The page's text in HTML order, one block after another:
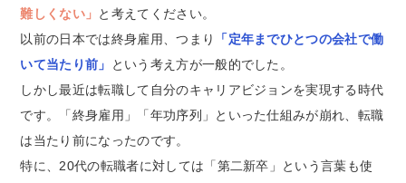
難しくない」 と考えてください。
以前の日本では終身雇用、つまり
「定年までひとつの会社で働
いて当たり前」
という考え方が一般的でした。
しかし最近は転職して自分のキャリアビジョンを実現する時代
です。「終身雇用」「年功序列」といった仕組みが崩れ、転職
は当たり前になったのです。
特に、20代の転職者に対しては「第二新卒」という言葉も使